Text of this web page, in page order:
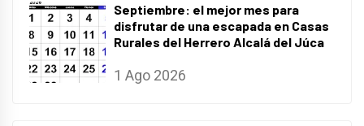
Septiembre: el mejor mes para
disfrutar de una escapada en Casas
Rurales del Herrero Alcalá del Júca
1 Ago 2026